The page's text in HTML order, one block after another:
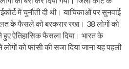
में चुनौती दी थी। याचिकाओं पर सुनवाई
के फैसले को बरकरार रखा। 38 लोगों को
ऐतिहासिक फैसला दिया। भारत के
को फांसी की सजा दिया जाना यह पहली